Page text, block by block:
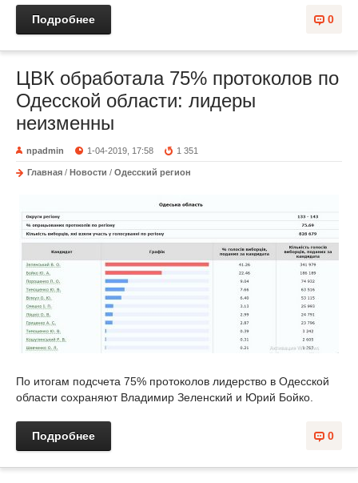
0
Подробнее
ЦВК обработала 75% протоколов по
Одесской области: лидеры
неизменны
npadmin 1-04-2019, 17:58 1 351
Главная / Новости / Одесский регион
По итогам подсчета 75% протоколов лидерство в Одесской
области сохраняют Владимир Зеленский и Юрий Бойко.
0
Подробнее